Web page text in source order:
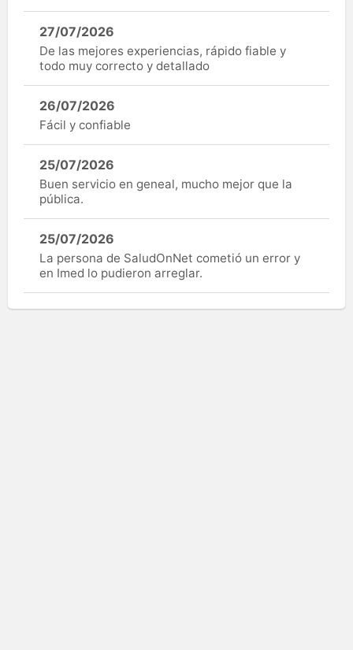
27/07/2026
De las mejores experiencias, rápido fiable y
todo muy correcto y detallado
26/07/2026
Fácil y confiable
25/07/2026
Buen servicio en geneal, mucho mejor que la
pública.
25/07/2026
La persona de SaludOnNet cometió un error y
en Imed lo pudieron arreglar.